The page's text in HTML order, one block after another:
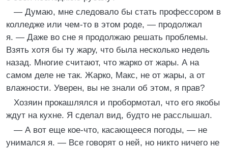
— Думаю, мне следовало бы стать профессором в
колледже или чем-то в этом роде, — продолжал
я. — Даже во сне я продолжаю решать проблемы.
Взять хотя бы ту жару, что была несколько недель
назад. Многие считают, что жарко от жары. А на
самом деле не так. Жарко, Макс, не от жары, а от
влажности. Уверен, вы не знали об этом, я прав?
Хозяин прокашлялся и пробормотал, что его якобы
ждут на кухне. Я сделал вид, будто не расслышал.
— А вот еще кое-что, касающееся погоды, — не
унимался я. — Все говорят о ней, но никто ничего не